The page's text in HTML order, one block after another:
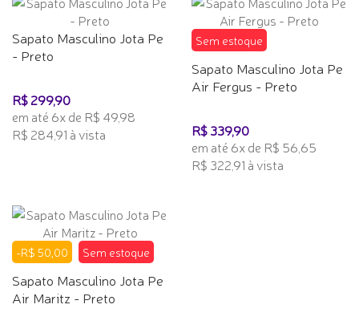
Sapato Masculino Jota Pe
- Preto
R$ 299,90
em até 6x de R$ 49,98
R$ 284,91 à vista
Sem estoque
Sapato Masculino Jota Pe
Air Fergus - Preto
R$ 339,90
em até 6x de R$ 56,65
R$ 322,91 à vista
-R$ 50,00 Sem estoque
Sapato Masculino Jota Pe
Air Maritz - Preto